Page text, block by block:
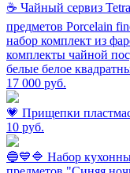
☕ Чайный сервиз
предметов Porcelain
набор комплект из
комплекты чайной
белые белое
17 000 руб.
💗 Прищепки
10 руб.
🔵💙🔷 Набор